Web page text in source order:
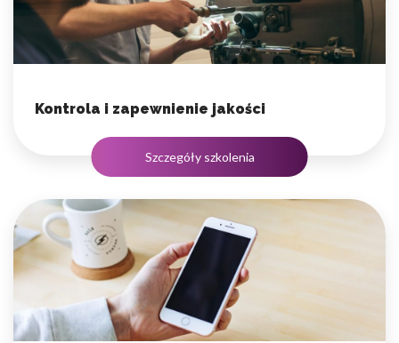
Kontrola i zapewnienie jakości
Szczegóły szkolenia